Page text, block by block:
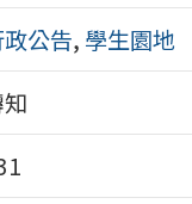
公告, 學生園地